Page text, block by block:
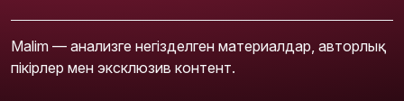
Malim — анализге негізделген материалдар, авторлық
пікірлер мен эксклюзив контент.